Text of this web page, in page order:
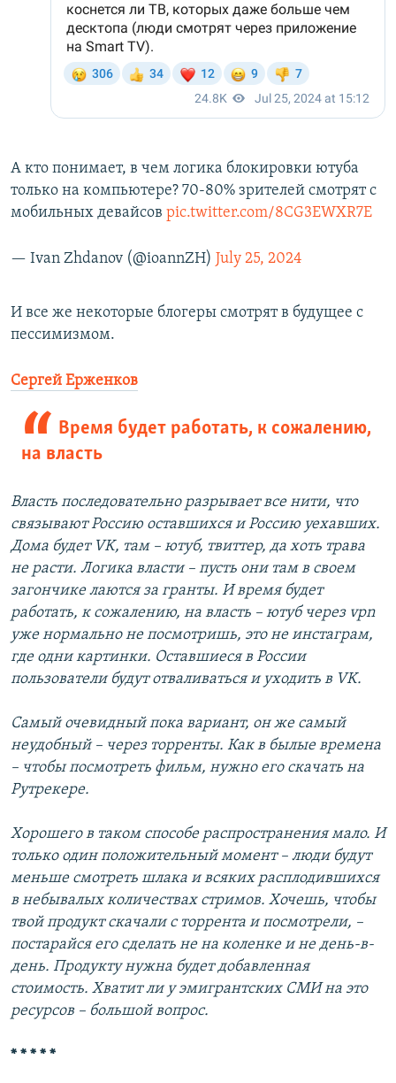
А кто понимает, в чем логика блокировки ютуба
только на компьютере? 70-80% зрителей смотрят с
мобильных девайсов pic.twitter.com/8CG3EWXR7E
— Ivan Zhdanov (@ioannZH) July 25, 2024
И все же некоторые блогеры смотрят в будущее с
пессимизмом.
Сергей Ерженков
Время будет работать, к сожалению,
на власть
Власть последовательно разрывает все нити, что
связывают Россию оставшихся и Россию уехавших.
Дома будет VK, там – ютуб, твиттер, да хоть трава
не расти. Логика власти – пусть они там в своем
загончике лаются за гранты. И время будет
работать, к сожалению, на власть – ютуб через vpn
уже нормально не посмотришь, это не инстаграм,
где одни картинки. Оставшиеся в России
пользователи будут отваливаться и уходить в VK.
Самый очевидный пока вариант, он же самый
неудобный – через торренты. Как в былые времена
– чтобы посмотреть фильм, нужно его скачать на
Рутрекере.
Хорошего в таком способе распространения мало. И
только один положительный момент – люди будут
меньше смотреть шлака и всяких расплодившихся
в небывалых количествах стримов. Хочешь, чтобы
твой продукт скачали с торрента и посмотрели, –
постарайся его сделать не на коленке и не день-в-
день. Продукту нужна будет добавленная
стоимость. Хватит ли у эмигрантских СМИ на это
ресурсов – большой вопрос.
* * * * *